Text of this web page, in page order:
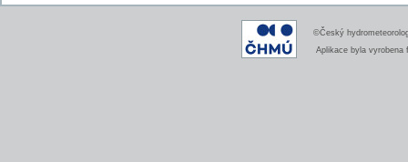
©Český
Aplikace byla vyrobena